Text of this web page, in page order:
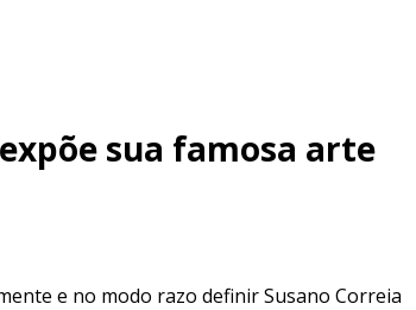
sua famosa arte
e no modo razo definir Susano Correia